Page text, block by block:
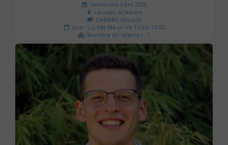
Université d'été 2026
Louvain-la-Neuve
GABRIEL Vincent
Jour : Lu-Ma-Me-Je-Ve 10:30- 13:00
Nombre de séances : 5
120 €